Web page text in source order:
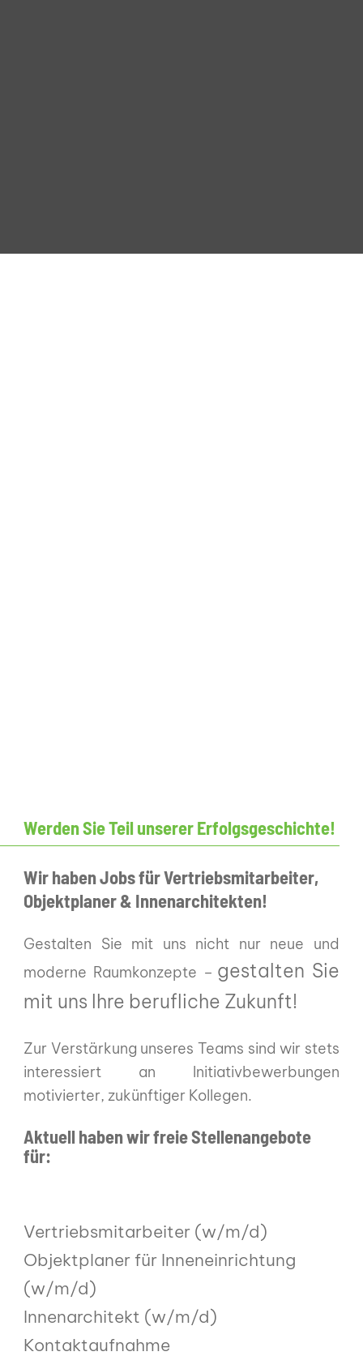
Werden Sie Teil unserer Erfolgsgeschichte!
Wir haben Jobs für Vertriebsmitarbeiter,
Objektplaner & Innenarchitekten!
Gestalten Sie mit uns nicht nur neue und
moderne Raumkonzepte – gestalten Sie
mit uns Ihre berufliche Zukunft!
Zur Verstärkung unseres Teams sind wir stets
interessiert an Initiativbewerbungen
motivierter, zukünftiger Kollegen.
Aktuell haben wir freie Stellenangebote
für:
Vertriebsmitarbeiter (w/m/d)
Objektplaner für Inneneinrichtung
(w/m/d)
Innenarchitekt (w/m/d)
Kontaktaufnahme